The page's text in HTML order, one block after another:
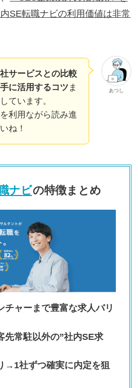
SE転職ナビの利用価値は非常
あつし
サービスとの比較
に活用するコツ ま
ています。
を利用ながら読み進
ね！
ナビの特徴まとめ
チャーまで豊富な求人バリ
先常駐以外の”社内SE求
→1社ずつ確実に内定を狙